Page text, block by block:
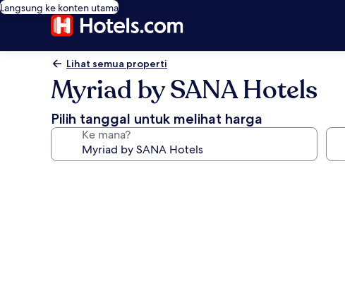
Langsung ke konten utama
Lihat semua properti
Myriad by SANA Hotels
Pilih tanggal untuk melihat harga
Ke mana?